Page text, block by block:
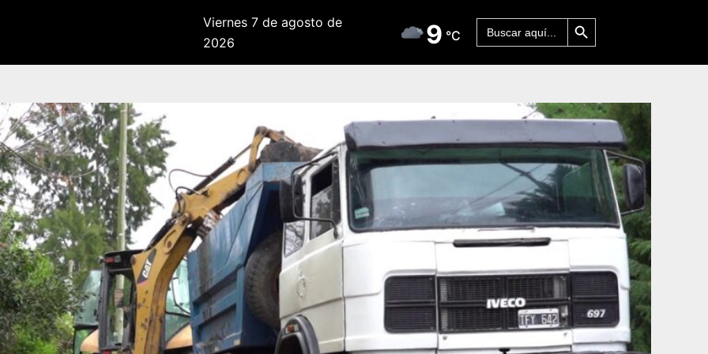
Viernes 7 de agosto de
2026
9 °C
Buscar: Botón de búsqueda